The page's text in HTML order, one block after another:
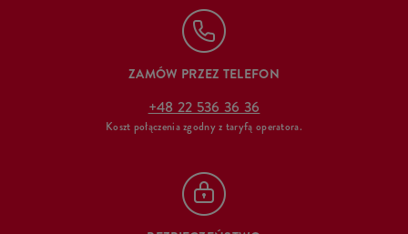
ZAMÓW PRZEZ TELEFON
+48 22 536 36 36
Koszt połączenia zgodny z taryfą operatora.